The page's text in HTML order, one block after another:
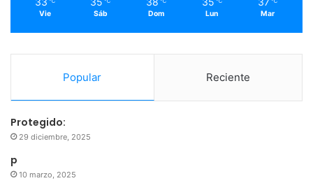
Vie Sáb Dom Lun Mar
Popular Reciente
Protegido:
29 diciembre, 2025
p
10 marzo, 2025